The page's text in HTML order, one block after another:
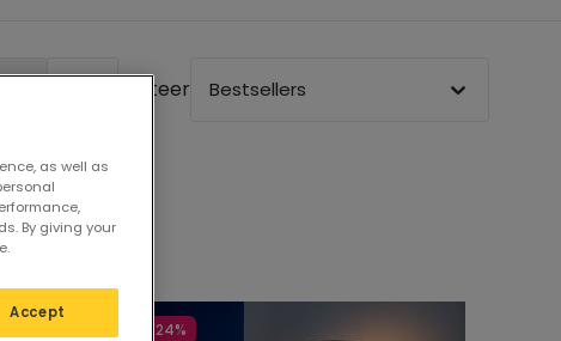
Sorteer Bestsellers
-24%
as well as
By giving your
Accept